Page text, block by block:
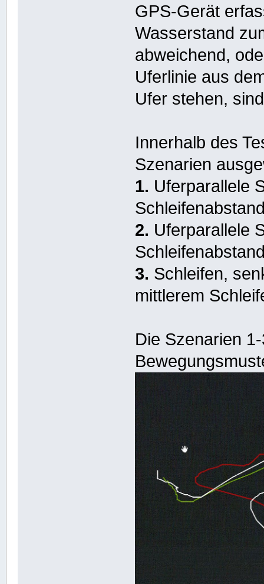
GPS-Gerät
Wasserstand
abweichend,
Uferlinie aus
Ufer stehen,
Innerhalb des
Szenarien
1. Uferparallele
2. Uferparallele
3. Schleifen,
mittlerem
Die Szenarien